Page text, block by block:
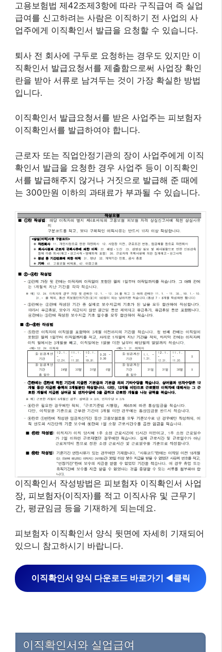
고용보험법 제42조제3항에 따라 구직급여 즉 실업
급여를 신고하려는 사람은 이직하기 전 사업의 사
업주에게 이직확인서 발급을 요청할 수 있습니다.
퇴사 전 회사에 구두로 요청하는 경우도 있지만 이
직확인서 발급요청서를 제출함으로써 사업장 확인
란을 받아 서류로 남겨두는 것이 가장 확실한 방법
입니다.
이직확인서 발급요청서를 받은 사업주는 피보험자
이직확인서를 발급하여야 합니다.
근로자 또는 직업안정기관의 장이 사업주에게 이직
확인서 발급을 요청한 경우 사업주 등이 이직확인
서를 발급해주지 않거나 거짓으로 발급해 준 때에
는 300만원 이하의 과태료가 부과될 수 있습니다.
이직확인서 작성방법은 피보험자 이직확인서 사업
장, 피보험자(이직자)를 적고 이직사유 및 근무기
간, 평균임금 등을 기재하게 되는데요.
피보험자 이직확인서 양식 뒷면에 자세히 기재되어
있으니 참고하시기 바랍니다.
이직확인서 양식 다운로드 바로가기 ◀︎클릭
이직확인서와 실업급여